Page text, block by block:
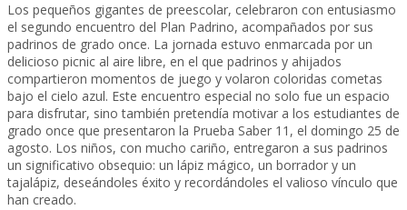
Los pequeños gigantes de preescolar, celebraron con entusiasmo
el segundo encuentro del Plan Padrino, acompañados por sus
padrinos de grado once. La jornada estuvo enmarcada por un
delicioso picnic al aire libre, en el que padrinos y ahijados
compartieron momentos de juego y volaron coloridas cometas
bajo el cielo azul. Este encuentro especial no solo fue un espacio
para disfrutar, sino también pretendía motivar a los estudiantes de
grado once que presentaron la Prueba Saber 11, el domingo 25 de
agosto. Los niños, con mucho cariño, entregaron a sus padrinos
un significativo obsequio: un lápiz mágico, un borrador y un
tajalápiz, deseándoles éxito y recordándoles el valioso vínculo que
han creado.